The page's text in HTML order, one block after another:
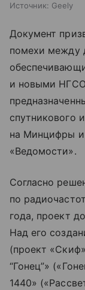
Источник: Geely
Документ
помехи между
и новыми
спутникового
на Минцифры
«Ведомости».
Согласно
по
года, проект
Над его
(проект
“Гонец”»
1440»